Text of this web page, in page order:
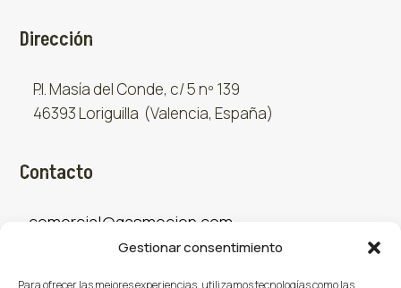
Gestionar consentimiento
Para ofrecer las mejores experiencias, utilizamos tecnologías como las
Dirección
P.I. Masía del Conde, c/ 5 nº 139
46393 Loriguilla (Valencia, España)
Contacto
comercial@gasmocion.com